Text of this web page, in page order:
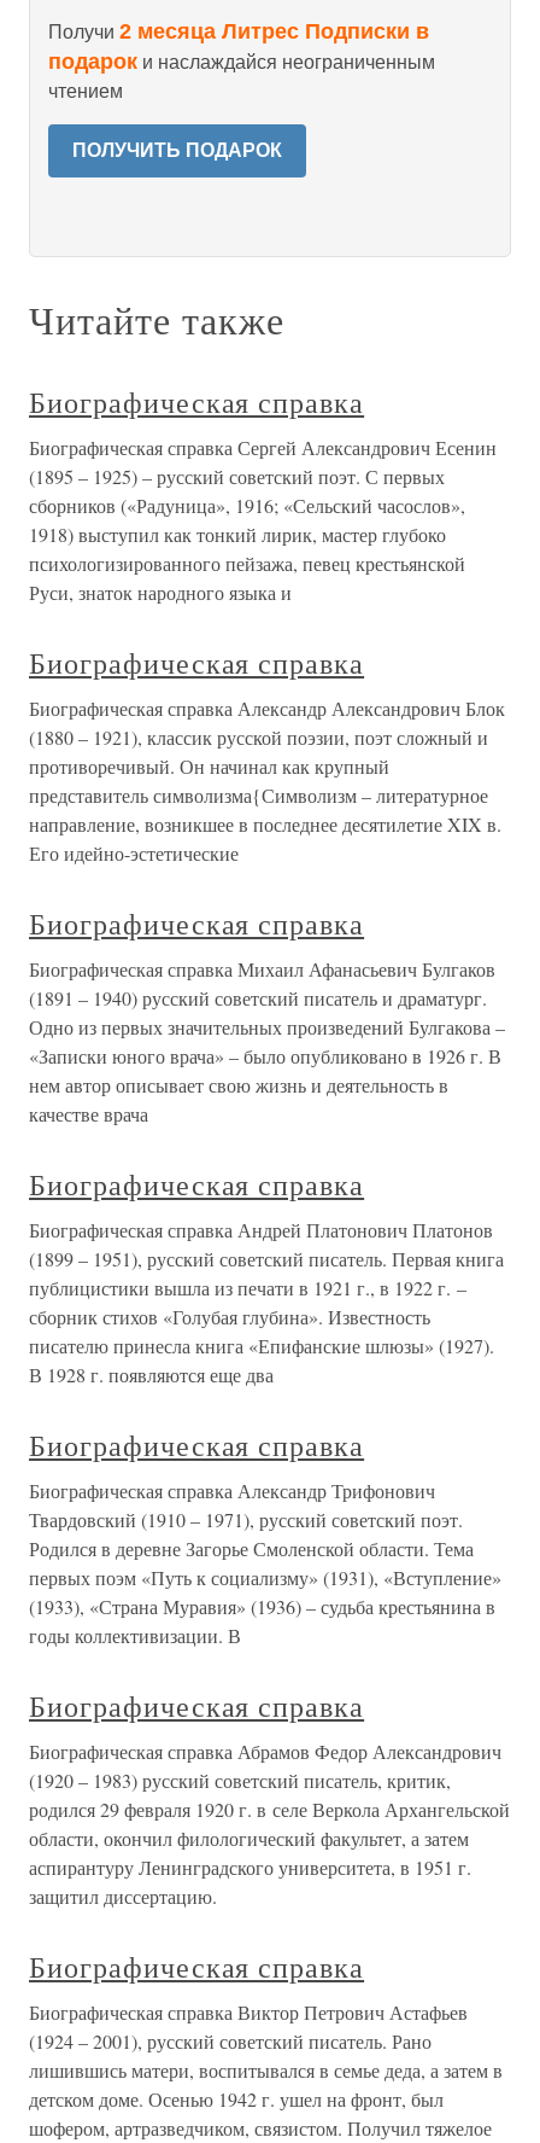
Получи 2 месяца Литрес Подписки в
подарок и наслаждайся неограниченным
чтением
ПОЛУЧИТЬ ПОДАРОК
Читайте также
Биографическая справка
Биографическая справка Сергей Александрович Есенин
(1895 – 1925) – русский советский поэт. С первых
сборников («Радуница», 1916; «Сельский часослов»,
1918) выступил как тонкий лирик, мастер глубоко
психологизированного пейзажа, певец крестьянской
Руси, знаток народного языка и
Биографическая справка
Биографическая справка Александр Александрович Блок
(1880 – 1921), классик русской поэзии, поэт сложный и
противоречивый. Он начинал как крупный
представитель символизма{Символизм – литературное
направление, возникшее в последнее десятилетие XIX в.
Его идейно-эстетические
Биографическая справка
Биографическая справка Михаил Афанасьевич Булгаков
(1891 – 1940) русский советский писатель и драматург.
Одно из первых значительных произведений Булгакова –
«Записки юного врача» – было опубликовано в 1926 г. В
нем автор описывает свою жизнь и деятельность в
качестве врача
Биографическая справка
Биографическая справка Андрей Платонович Платонов
(1899 – 1951), русский советский писатель. Первая книга
публицистики вышла из печати в 1921 г., в 1922 г. –
сборник стихов «Голубая глубина». Известность
писателю принесла книга «Епифанские шлюзы» (1927).
В 1928 г. появляются еще два
Биографическая справка
Биографическая справка Александр Трифонович
Твардовский (1910 – 1971), русский советский поэт.
Родился в деревне Загорье Смоленской области. Тема
первых поэм «Путь к социализму» (1931), «Вступление»
(1933), «Страна Муравия» (1936) – судьба крестьянина в
годы коллективизации. В
Биографическая справка
Биографическая справка Абрамов Федор Александрович
(1920 – 1983) русский советский писатель, критик,
родился 29 февраля 1920 г. в селе Веркола Архангельской
области, окончил филологический факультет, а затем
аспирантуру Ленинградского университета, в 1951 г.
защитил диссертацию.
Биографическая справка
Биографическая справка Виктор Петрович Астафьев
(1924 – 2001), русский советский писатель. Рано
лишившись матери, воспитывался в семье деда, а затем в
детском доме. Осенью 1942 г. ушел на фронт, был
шофером, артразведчиком, связистом. Получил тяжелое